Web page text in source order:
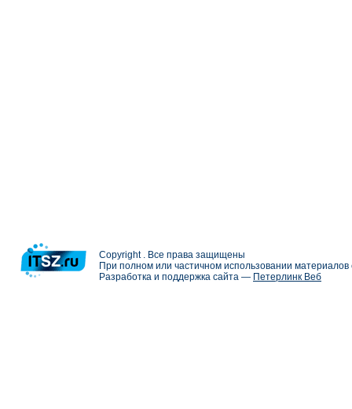
Copyright . Все права защищены
При полном или частичном использовании
Разработка и поддержка сайта — Петерлинк Веб